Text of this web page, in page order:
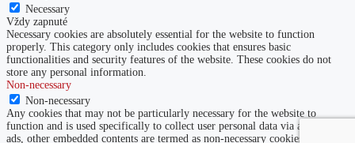
Necessary
Vždy zapnuté
Necessary cookies are absolutely essential for the website to function
properly. This category only includes cookies that ensures basic
functionalities and security features of the website. These cookies do not
store any personal information.
Non-necessary
Non-necessary
Any cookies that may not be particularly necessary for the website to
function and is used specifically to collect user personal data via analytics,
ads, other embedded contents are termed as non-necessary cookies. It is